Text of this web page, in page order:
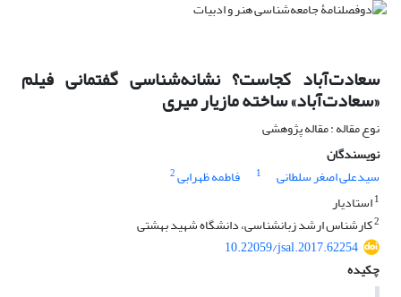
سعادت‌آباد کجاست؟ نشانه‌شناسی گفتمانی فیلم
«سعادت‌آباد» ساخته مازیار میری
نوع مقاله : مقاله پژوهشی
نویسندگان
سیدعلی اصغر سلطانی
1 فاطمه ظهرابی2
1استادیار
2کارشناس ارشد زبانشناسی، دانشگاه شهید بهشتی
10.22059/jsal.2017.62254
چکیده